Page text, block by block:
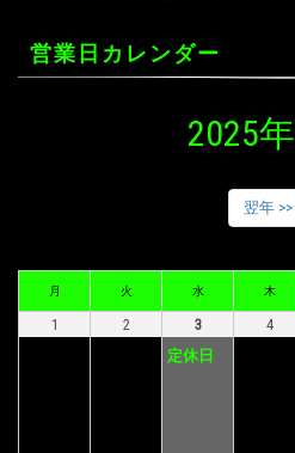
営業日カレンダー
2025年
翌年 >>
月 火 水 木
1 2
3
定休日
4